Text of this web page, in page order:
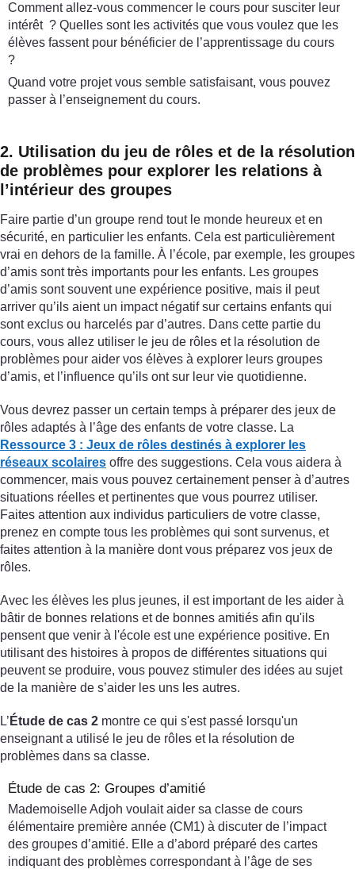
Comment allez-vous commencer le cours pour susciter leur
intérêt ? Quelles sont les activités que vous voulez que les
élèves fassent pour bénéficier de l’apprentissage du cours
?
Quand votre projet vous semble satisfaisant, vous pouvez
passer à l’enseignement du cours.
2. Utilisation du jeu de rôles et de la résolution
de problèmes pour explorer les relations à
l’intérieur des groupes
Faire partie d’un groupe rend tout le monde heureux et en
sécurité, en particulier les enfants. Cela est particulièrement
vrai en dehors de la famille. À l’école, par exemple, les groupes
d’amis sont très importants pour les enfants. Les groupes
d’amis sont souvent une expérience positive, mais il peut
arriver qu’ils aient un impact négatif sur certains enfants qui
sont exclus ou harcelés par d’autres. Dans cette partie du
cours, vous allez utiliser le jeu de rôles et la résolution de
problèmes pour aider vos élèves à explorer leurs groupes
d’amis, et l’influence qu’ils ont sur leur vie quotidienne.
Vous devrez passer un certain temps à préparer des jeux de
rôles adaptés à l’âge des enfants de votre classe. La
Ressource 3 : Jeux de rôles destinés à explorer les
réseaux scolaires offre des suggestions. Cela vous aidera à
commencer, mais vous pouvez certainement penser à d’autres
situations réelles et pertinentes que vous pourrez utiliser.
Faites attention aux individus particuliers de votre classe,
prenez en compte tous les problèmes qui sont survenus, et
faites attention à la manière dont vous préparez vos jeux de
rôles.
Avec les élèves les plus jeunes, il est important de les aider à
bâtir de bonnes relations et de bonnes amitiés afin qu'ils
pensent que venir à l'école est une expérience positive. En
utilisant des histoires à propos de différentes situations qui
peuvent se produire, vous pouvez stimuler des idées au sujet
de la manière de s’aider les uns les autres.
L’ Étude de cas 2 montre ce qui s'est passé lorsqu'un
enseignant a utilisé le jeu de rôles et la résolution de
problèmes dans sa classe.
Étude de cas 2: Groupes d’amitié
Mademoiselle Adjoh voulait aider sa classe de cours
élémentaire première année (CM1) à discuter de l’impact
des groupes d’amitié. Elle a d’abord préparé des cartes
indiquant des problèmes correspondant à l’âge de ses